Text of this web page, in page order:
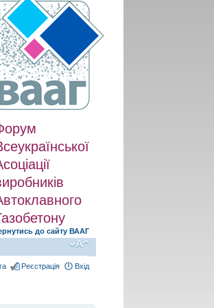
до сайту ВААГ
Реєстрація Вхід